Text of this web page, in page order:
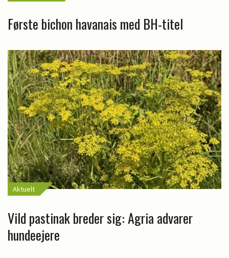
Første bichon havanais med BH-titel
Aktuelt
Vild pastinak breder sig: Agria advarer
hundeejere